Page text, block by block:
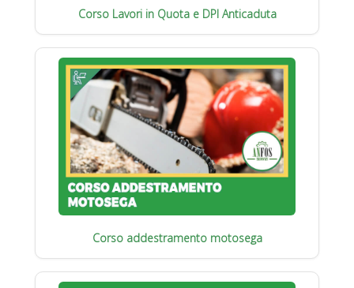
Corso Lavori in Quota e DPI Anticaduta
Corso addestramento motosega